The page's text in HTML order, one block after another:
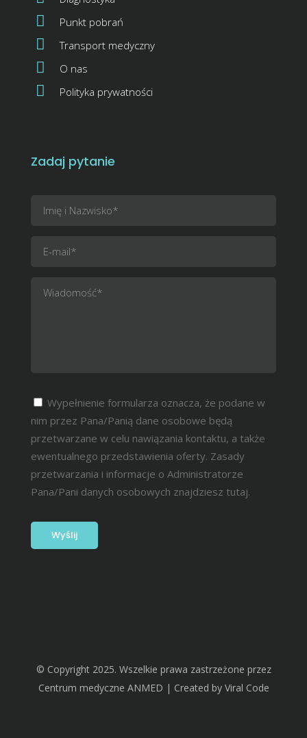
Punkt pobrań
Transport medyczny
O nas
Polityka prywatności
Zadaj pytanie
Wypełnienie formularza oznacza, że podane w
nim przez Pana/Panią dane osobowe będą
przetwarzane w celu nawiązania kontaktu, a także
ewentualnego przedstawienia oferty. Zasady
przetwarzania i informacje o Administratorze
Pana/Pani danych osobowych znajdziesz tutaj.
© Copyright 2025. Wszelkie prawa zastrzeżone przez
Centrum medyczne ANMED | Created by Viral Code